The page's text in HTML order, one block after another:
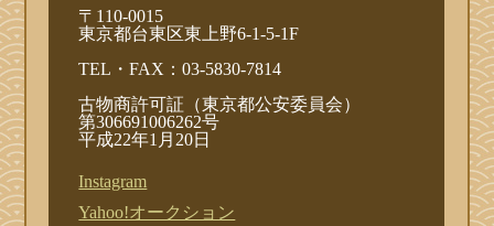
〒110-0015
東京都台東区東上野6-1-5-1F
TEL・FAX：03-5830-7814
古物商許可証（東京都公安委員会）
第306691006262号
平成22年1月20日
Instagram
Yahoo!オークション